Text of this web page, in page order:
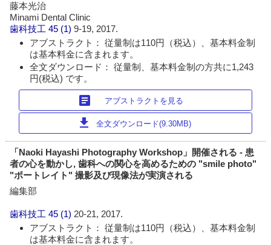
藤本光治
Minami Dental Clinic
歯科技工 45 (1)9-19, 2017.
アブストラクト： 従量制は110円（税込）、基本料金制
は基本料金に含まれます。
全文ダウンロード： 従量制、基本料金制の方共に1,243
円(税込) です。
article アブストラクトを見る
download 全文ダウンロード(9.30MB)
「Naoki Hayashi Photography Workshop」開催される - 患
者の心を動かし, 歯科への関心を高めるための "smile photo"
"ポートレイト" 撮影及び現像法が実演される
編集部
歯科技工 45 (1) 20-21, 2017.
アブストラクト： 従量制は110円（税込）、基本料金制
は基本料金に含まれます。